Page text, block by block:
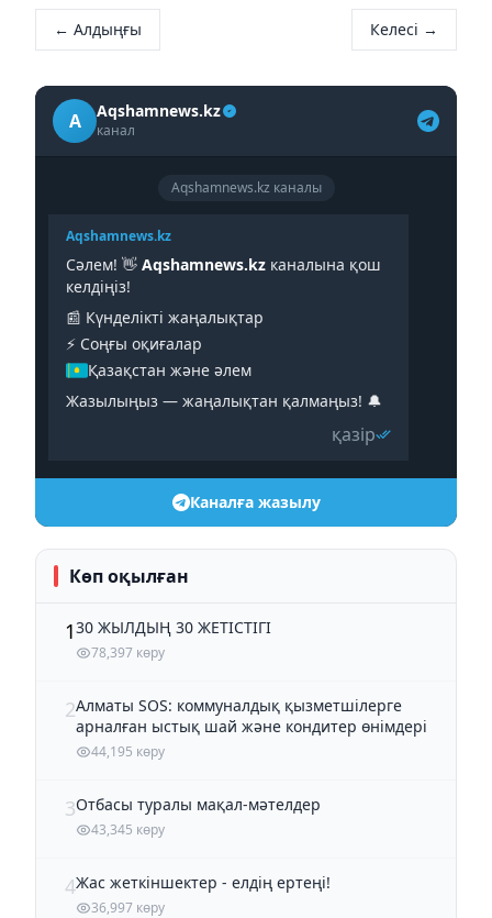
← Алдыңғы Келесі →
A Aqshamnews.kz
канал
Aqshamnews.kz каналы
Aqshamnews.kz
Сәлем! 👋 Aqshamnews.kz каналына қош
келдіңіз!
📰 Күнделікті жаңалықтар
⚡️ Соңғы оқиғалар
Қазақстан және әлем
Жазылыңыз — жаңалықтан қалмаңыз! 🔔
қазір
Каналға жазылу
Көп оқылған
130 ЖЫЛДЫҢ 30 ЖЕТІСТІГІ
78,397 көру
2Алматы SOS: коммуналдық қызметшілерге
арналған ыстық шай және кондитер өнімдері
44,195 көру
3Отбасы туралы мақал-мәтелдер
43,345 көру
4Жас жеткіншектер - елдің ертеңі!
36,997 көру